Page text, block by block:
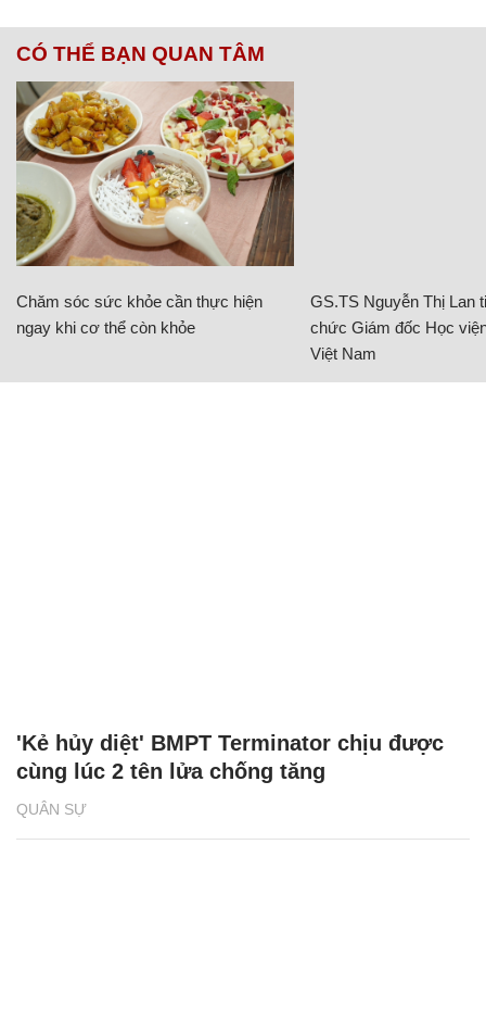
CÓ THỂ BẠN QUAN TÂM
Chăm sóc sức khỏe cần thực hiện
ngay khi cơ thể còn khỏe
GS.TS Nguyễn Thị Lan
chức Giám đốc Học
Việt Nam
QUÂN SỰ
'Kẻ hủy diệt' BMPT Terminator chịu được
cùng lúc 2 tên lửa chống tăng